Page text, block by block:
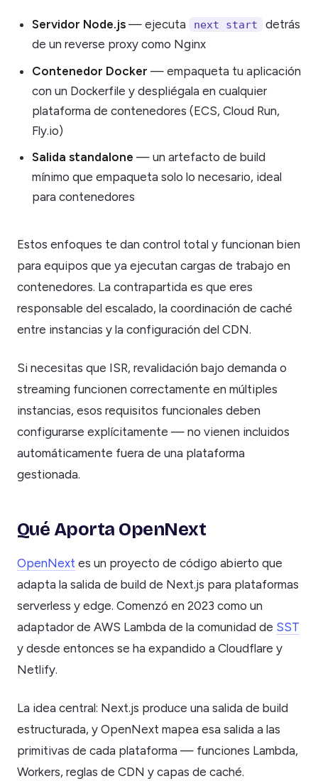
Servidor Node.js— ejecuta next start
detrás
de un reverse proxy como Nginx
Contenedor Docker — empaqueta tu aplicación
con un Dockerfile y despliégala en cualquier
plataforma de contenedores (ECS, Cloud Run,
Fly.io)
Salida standalone — un artefacto de build
mínimo que empaqueta solo lo necesario, ideal
para contenedores
Estos enfoques te dan control total y funcionan bien
para equipos que ya ejecutan cargas de trabajo en
contenedores. La contrapartida es que eres
responsable del escalado, la coordinación de caché
entre instancias y la configuración del CDN.
Si necesitas que ISR, revalidación bajo demanda o
streaming funcionen correctamente en múltiples
instancias, esos requisitos funcionales deben
configurarse explícitamente — no vienen incluidos
automáticamente fuera de una plataforma
gestionada.
Qué Aporta OpenNext
OpenNext es un proyecto de código abierto que
adapta la salida de build de Next.js para plataformas
serverless y edge. Comenzó en 2023 como un
adaptador de AWS Lambda de la comunidad de SST
y desde entonces se ha expandido a Cloudflare y
Netlify.
La idea central: Next.js produce una salida de build
estructurada, y OpenNext mapea esa salida a las
primitivas de cada plataforma — funciones Lambda,
Workers, reglas de CDN y capas de caché.